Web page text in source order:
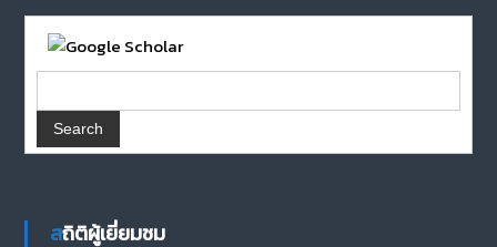
สถิติผู้เยี่ยมชม